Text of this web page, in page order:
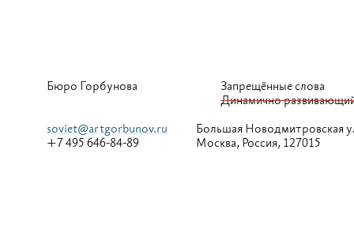
Бюро Горбунова
Запрещённые слова
Динамично
soviet@artgorbunov.ru
+7 495 646-84-89
Большая Новодмитровская
Москва, Россия, 127015